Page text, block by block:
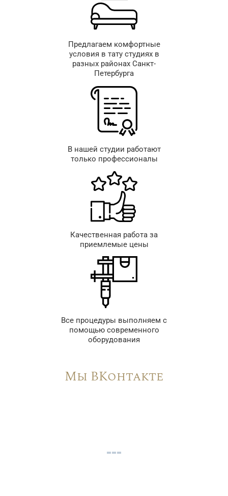
Предлагаем комфортные
условия в тату студиях в
разных районах Санкт-
Петербурга
В нашей студии работают
только профессионалы
Качественная работа за
приемлемые цены
Все процедуры выполняем с
помощью современного
оборудования
Мы ВКонтакте